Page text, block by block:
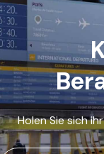
Holen Sie sich